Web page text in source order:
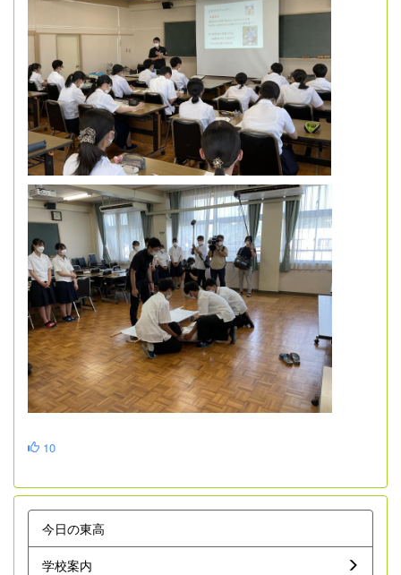
10
今日の東高
学校案内